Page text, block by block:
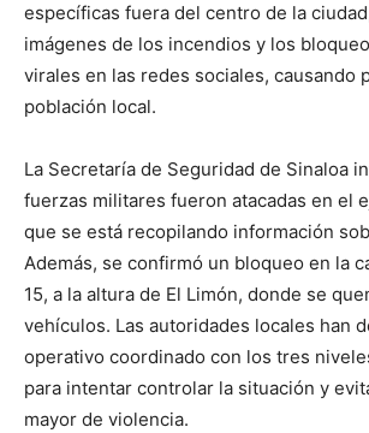
específicas fuera del centro de la
imágenes de los incendios y los
virales en las redes sociales, causando
población local.
La Secretaría de Seguridad de Sinaloa
fuerzas militares fueron atacadas en el
que se está recopilando información
Además, se confirmó un bloqueo en la
15, a la altura de El Limón, donde se
vehículos. Las autoridades locales han
operativo coordinado con los tres
para intentar controlar la situación y
mayor de violencia.